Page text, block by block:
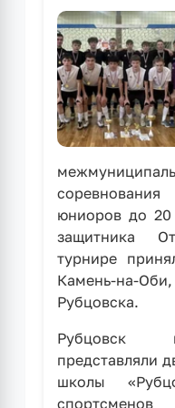
юниоров до
защитника
турнире
Камень-на-
Рубцовска.
Рубцовск
представляли
школы